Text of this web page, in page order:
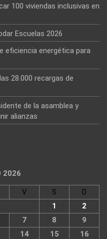
100 viviendas inclusivas en
Escuelas 2026
eficiencia energética para
28.000 recargas de
de la asamblea y
alianzas
2026
V S
D
1
2
7 8
9
14 15
16